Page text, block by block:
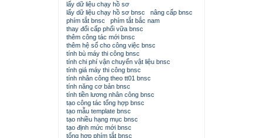
lấy dữ liệu chạy hồ sơ
lấy dữ liệu chạy hồ sơ bnsc
nâng cấp bnsc
phím tắt bnsc
phím tắt bắc nam
thay đổi cấp phối vữa bnsc
thêm công tác mới bnsc
thêm hệ số cho công việc bnsc
tính bù máy thi công bnsc
tính chi phí vận chuyển vật liệu bnsc
tính giá máy thi công bnsc
tính nhân công theo tt01 bnsc
tính năng cơ bản bnsc
tính tiền lương nhân công bnsc
tạo công tác tổng hợp bnsc
tạo mẫu template bnsc
tạo nhiều hạng mục bnsc
tạo định mức mới bnsc
tổng hợp phím tắt bnsc